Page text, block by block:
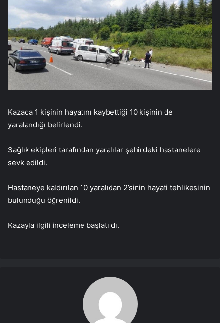
Kazada 1 kişinin hayatını kaybettiği 10 kişinin de
yaralandığı belirlendi.
Sağlık ekipleri tarafından yaralılar şehirdeki hastanelere
sevk edildi.
Hastaneye kaldırılan 10 yaralıdan 2’sinin hayati tehlikesinin
bulunduğu öğrenildi.
Kazayla ilgili inceleme başlatıldı.